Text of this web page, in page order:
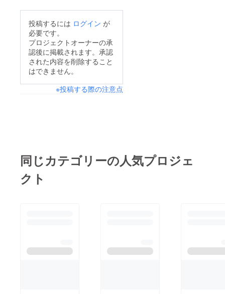
投稿するには ログイン が
必要です。
プロジェクトオーナーの承
認後に掲載されます。承認
された内容を削除すること
はできません。
※投稿する際の注意点
同じカテゴリーの人気プロジェ
クト